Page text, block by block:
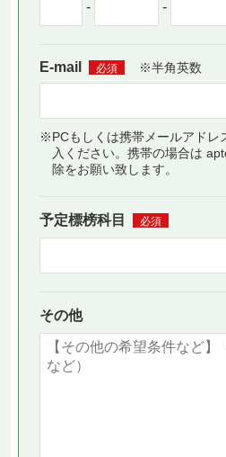
- -
E-mail 必須 ※半角英数
※PCもしくは携帯メールアドレ
入ください。携帯の場合は
除をお願い致します。
予定標榜科目 必須
その他